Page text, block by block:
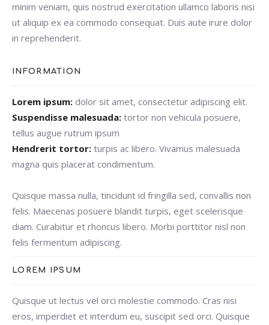
minim veniam, quis nostrud exercitation ullamco laboris nisi
ut aliquip ex ea commodo consequat. Duis aute irure dolor
in reprehenderit.
INFORMATION
Lorem ipsum: dolor sit amet, consectetur adipiscing elit.
Suspendisse malesuada: tortor non vehicula posuere,
tellus augue rutrum ipsum
Hendrerit tortor: turpis ac libero. Vivamus malesuada
magna quis placerat condimentum.
Quisque massa nulla, tincidunt id fringilla sed, convallis non
felis. Maecenas posuere blandit turpis, eget scelerisque
diam. Curabitur et rhoncus libero. Morbi porttitor nisl non
felis fermentum adipiscing.
LOREM IPSUM
Quisque ut lectus vel orci molestie commodo. Cras nisi
eros, imperdiet et interdum eu, suscipit sed orci. Quisque